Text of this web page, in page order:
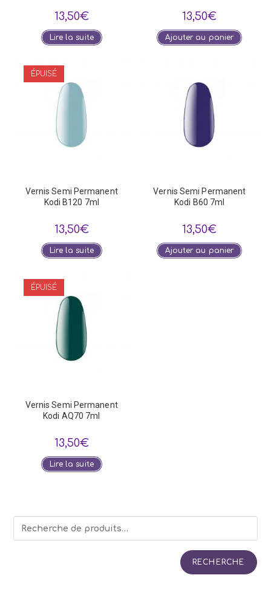
13,50€
Lire la suite
13,50€
Ajouter au panier
ÉPUISÉ
Vernis Semi Permanent
Kodi B120 7ml
13,50€
Lire la suite
Vernis Semi Permanent
Kodi B60 7ml
13,50€
Ajouter au panier
ÉPUISÉ
Vernis Semi Permanent
Kodi AQ70 7ml
13,50€
Lire la suite
RECHERCHE